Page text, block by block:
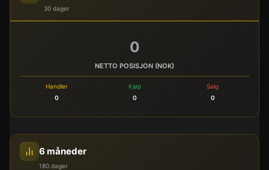
30 dager
0
NETTO POSISJON (NOK)
Handler
0
Kjøp
0
Salg
0
6 måneder
180 dager